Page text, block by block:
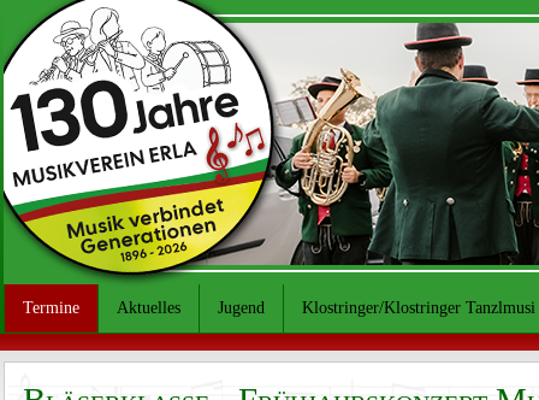
Termine Aktuelles Jugend Klostringer/Klostringer Tanzlmusi